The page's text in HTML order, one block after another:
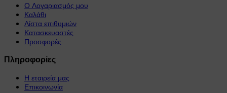
Ο Λογαριασμός μου
Καλάθι
Λίστα επιθυμιών
Κατασκευαστές
Προσφορές
Πληροφορίες
Η εταιρεία μας
Επικοινωνία